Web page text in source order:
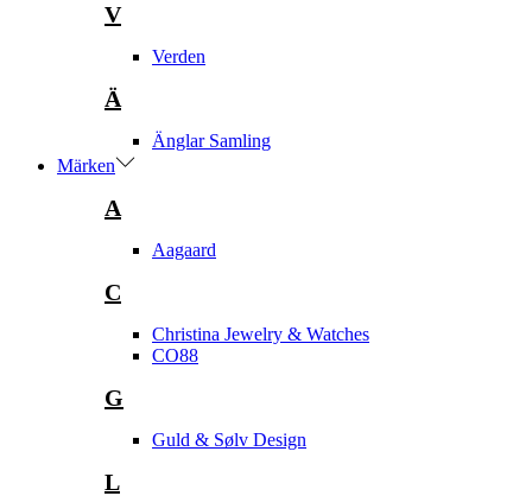
V
Verden
Ä
Änglar Samling
Märken
A
Aagaard
C
Christina Jewelry & Watches
CO88
G
Guld & Sølv Design
L